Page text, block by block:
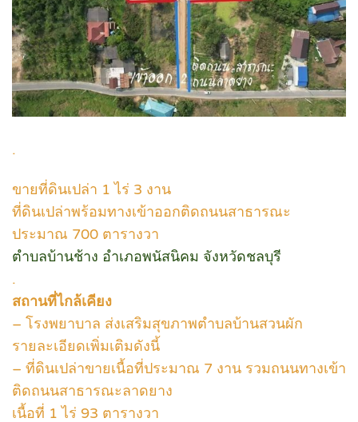
.
ขายที่ดินเปล่า 1 ไร่ 3 งาน
ที่ดินเปล่าพร้อมทางเข้าออกติดถนนสาธารณะ
ประมาณ 700 ตารางวา
ตำบลบ้านช้าง อำเภอพนัสนิคม จังหวัดชลบุรี
.
สถานที่ไกล้เคียง
– โรงพยาบาล ส่งเสริมสุขภาพตำบลบ้านสวนผัก
รายละเอียดเพิ่มเติมดังนี้
– ที่ดินเปล่าขายเนื้อที่ประมาณ 7 งาน รวมถนนทางเข้า
ติดถนนสาธารณะลาดยาง
เนื้อที่ 1 ไร่ 93 ตารางวา